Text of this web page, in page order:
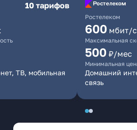
10 тарифов
ТВ, мобильная
Ростелеком
600 мбит/
Максимальная
500 ₽/мес
Минимальная
Домашний
связь